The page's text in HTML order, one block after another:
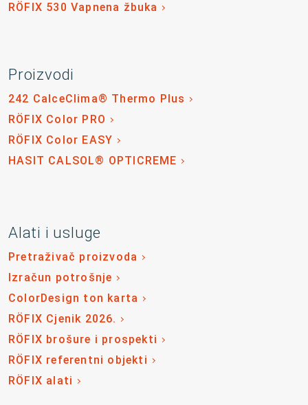
RÖFIX 530 Vapnena žbuka
Proizvodi
242 CalceClima® Thermo Plus
RÖFIX Color PRO
RÖFIX Color EASY
HASIT CALSOL® OPTICREME
Alati i usluge
Pretraživač proizvoda
Izračun potrošnje
ColorDesign ton karta
RÖFIX Cjenik 2026.
RÖFIX brošure i prospekti
RÖFIX referentni objekti
RÖFIX alati